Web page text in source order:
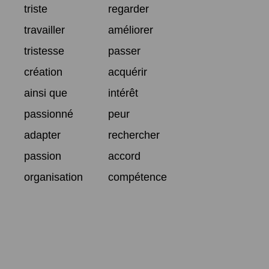
triste
regarder
travailler
améliorer
tristesse
passer
création
acquérir
ainsi que
intérêt
passionné
peur
adapter
rechercher
passion
accord
organisation
compétence